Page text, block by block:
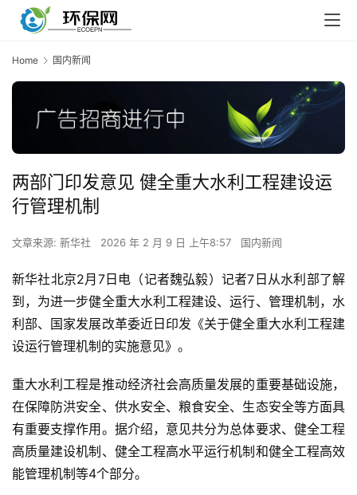
Home 国内新闻
两部门印发意见 健全重大水利工程建设运
行管理机制
文章来源: 新华社 2026 年 2 月 9 日 上午8:57 国内新闻
新华社北京2月7日电（记者魏弘毅）记者7日从水利部了解
到，为进一步健全重大水利工程建设、运行、管理机制，水
利部、国家发展改革委近日印发《关于健全重大水利工程建
设运行管理机制的实施意见》。
重大水利工程是推动经济社会高质量发展的重要基础设施，
在保障防洪安全、供水安全、粮食安全、生态安全等方面具
有重要支撑作用。据介绍，意见共分为总体要求、健全工程
高质量建设机制、健全工程高水平运行机制和健全工程高效
能管理机制等4个部分。